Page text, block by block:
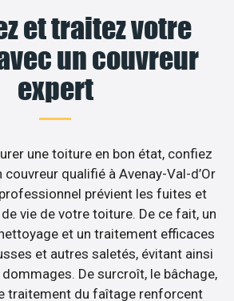
et traitez votre
un couvreur
expert
une toiture en bon état, confiez
qualifié à Avenay-Val-d’Or
prévient les fuites et
vie de votre toiture. De ce fait, un
et un traitement efficaces
et autres saletés, évitant ainsi
De surcroît, le bâchage,
traitement du faîtage renforcent